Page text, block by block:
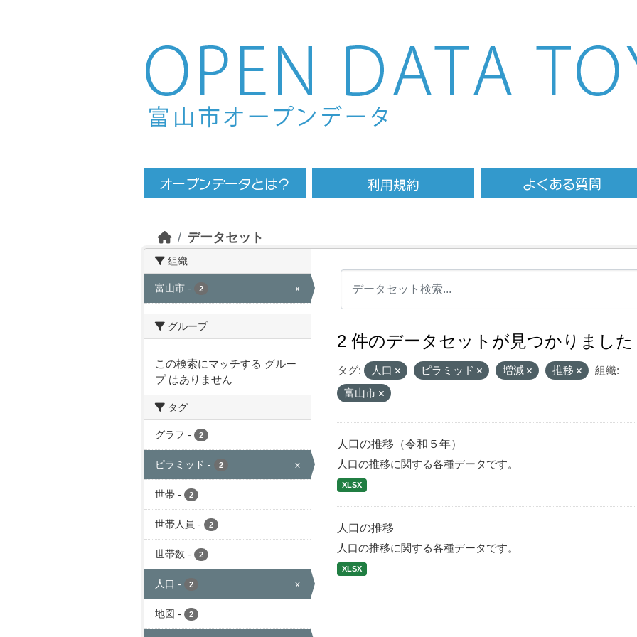
Skip to main content
データセット
組織
富山市 - 2 x
グループ
この検索にマッチする グルー
プ はありません
タグ
グラフ - 2
ピラミッド - 2 x
世帯 - 2
世帯人員 - 2
世帯数 - 2
人口 - 2 x
地図 - 2
2 件のデータセットが見つかりました
タグ: 人口 ピラミッド 増減 推移
組織:
富山市
人口の推移（令和５年）
人口の推移に関する各種データです。
XLSX
人口の推移
人口の推移に関する各種データです。
XLSX